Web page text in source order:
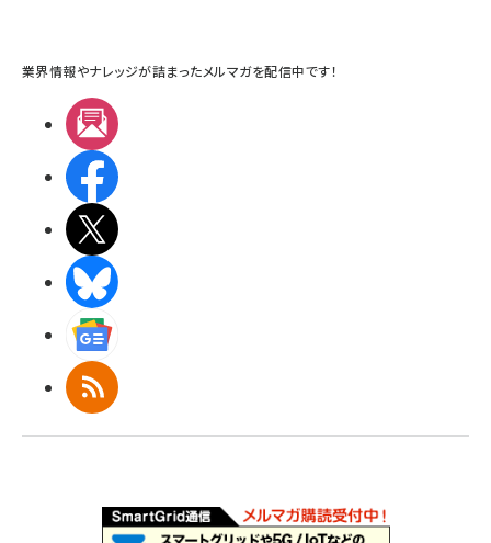
業界情報やナレッジが詰まったメルマガを配信中です！
RSS